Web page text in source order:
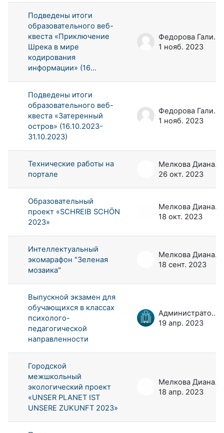
Подведены итоги
образовательного веб-
квеста «Приключение
Шрека в мире
кодирования
информации» (16...
Федорова Галина Аркадьевна
1 нояб. 2023
Подведены итоги
образовательного веб-
квеста «Затеренный
остров» (16.10.2023-
31.10.2023)
Федорова Галина Аркадьевна
1 нояб. 2023
Технические работы на
портале
Мелкова Диана Андреевна
26 окт. 2023
Образовательный
проект «SCHREIB SCHÖN
2023»
Мелкова Диана Андреевна
18 окт. 2023
Интеллектуальный
экомарафон "Зеленая
мозаика"
Мелкова Диана Андреевна
18 сент. 2023
Выпускной экзамен для
обучающихся в классах
психолого-
педагогической
направленности
Администратор портала
19 апр. 2023
Городской
межшкольный
экологический проект
«UNSER PLANET IST
UNSERE ZUKUNFT 2023»
Мелкова Диана Андреевна
18 апр. 2023